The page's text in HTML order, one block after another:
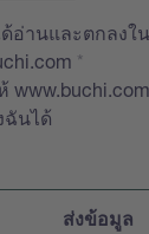
อ่านและตกลงใ
ฉันได้